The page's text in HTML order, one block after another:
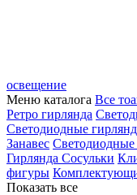
освещение
Меню каталога Все
Ретро гирлянда
Светодиодные
Занавес
Гирлянда Сосульки
фигуры
Показать все